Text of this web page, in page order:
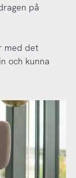
på
med det
och kunna